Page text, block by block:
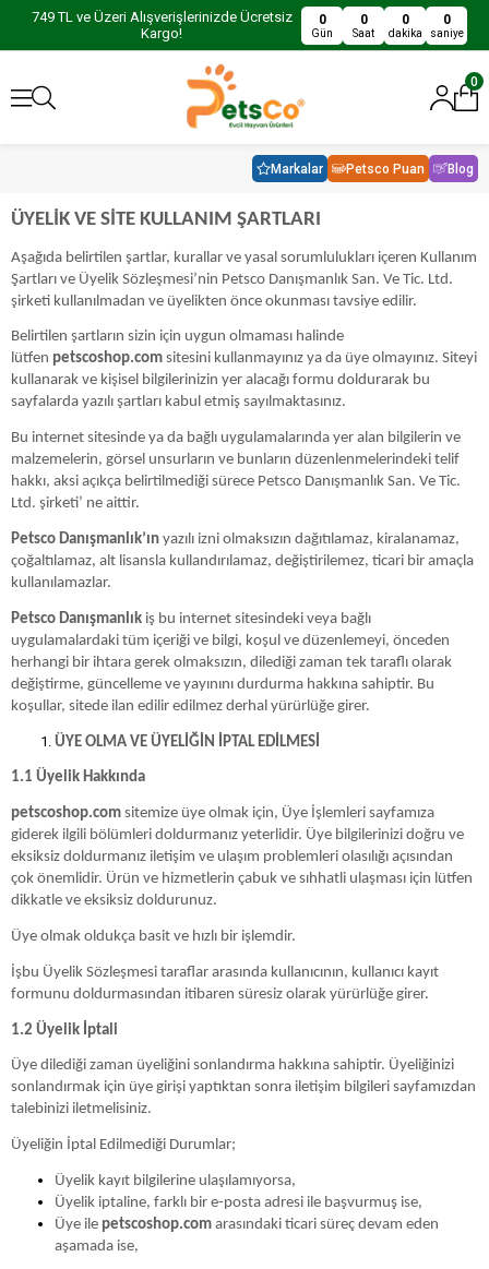
749 TL ve Üzeri Alışverişlerinizde Ücretsiz
Kargo!
0
Gün
0
Saat
0
dakika
0
saniye
0
Markalar Petsco Puan Blog
ÜYELİK VE SİTE KULLANIM ŞARTLARI
Aşağıda belirtilen şartlar, kurallar ve yasal sorumlulukları içeren Kullanım
Şartları ve Üyelik Sözleşmesi’nin Petsco Danışmanlık San. Ve Tic. Ltd.
şirketi kullanılmadan ve üyelikten önce okunması tavsiye edilir.
Belirtilen şartların sizin için uygun olmaması halinde
lütfen petscoshop.com sitesini kullanmayınız ya da üye olmayınız. Siteyi
kullanarak ve kişisel bilgilerinizin yer alacağı formu doldurarak bu
sayfalarda yazılı şartları kabul etmiş sayılmaktasınız.
Bu internet sitesinde ya da bağlı uygulamalarında yer alan bilgilerin ve
malzemelerin, görsel unsurların ve bunların düzenlenmelerindeki telif
hakkı, aksi açıkça belirtilmediği sürece Petsco Danışmanlık San. Ve Tic.
Ltd. şirketi’ ne aittir.
Petsco Danışmanlık’ın yazılı izni olmaksızın dağıtılamaz, kiralanamaz,
çoğaltılamaz, alt lisansla kullandırılamaz, değiştirilemez, ticari bir amaçla
kullanılamazlar.
Petsco Danışmanlık iş bu internet sitesindeki veya bağlı
uygulamalardaki tüm içeriği ve bilgi, koşul ve düzenlemeyi, önceden
herhangi bir ihtara gerek olmaksızın, dilediği zaman tek taraflı olarak
değiştirme, güncelleme ve yayınını durdurma hakkına sahiptir. Bu
koşullar, sitede ilan edilir edilmez derhal yürürlüğe girer.
ÜYE OLMA VE ÜYELİĞİN İPTAL EDİLMESİ
1.1 Üyelik Hakkında
petscoshop.com sitemize üye olmak için, Üye İşlemleri sayfamıza
giderek ilgili bölümleri doldurmanız yeterlidir. Üye bilgilerinizi doğru ve
eksiksiz doldurmanız iletişim ve ulaşım problemleri olasılığı açısından
çok önemlidir. Ürün ve hizmetlerin çabuk ve sıhhatli ulaşması için lütfen
dikkatle ve eksiksiz doldurunuz.
Üye olmak oldukça basit ve hızlı bir işlemdir.
İşbu Üyelik Sözleşmesi taraflar arasında kullanıcının, kullanıcı kayıt
formunu doldurmasından itibaren süresiz olarak yürürlüğe girer.
1.2 Üyelik İptali
Üye dilediği zaman üyeliğini sonlandırma hakkına sahiptir. Üyeliğinizi
sonlandırmak için üye girişi yaptıktan sonra iletişim bilgileri sayfamızdan
talebinizi iletmelisiniz.
Üyeliğin İptal Edilmediği Durumlar;
Üyelik kayıt bilgilerine ulaşılamıyorsa,
Üyelik iptaline, farklı bir e-posta adresi ile başvurmuş ise,
Üye ile petscoshop.com arasındaki ticari süreç devam eden
aşamada ise,